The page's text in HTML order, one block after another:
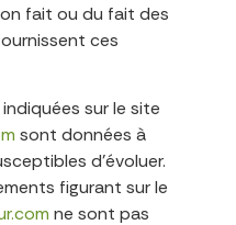
fait ou du fait des
ces
sur le site
sont données à
d’évoluer.
figurant sur le
ne sont pas